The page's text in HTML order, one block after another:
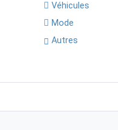
Véhicules
Mode
Autres